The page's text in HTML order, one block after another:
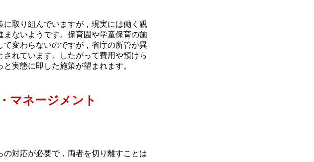
取り組んでいますが，現実には働く親
ないようです。保育園や学童保育の施
変わらないのですが，省庁の所管が異
れています。したがって費用や預けら
実態に即した施策が望まれます。
マネージメント
対応が必要で，両者を切り離すことは